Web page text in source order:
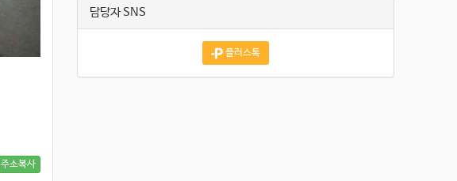
주소복사
담당자 SNS
플러스톡